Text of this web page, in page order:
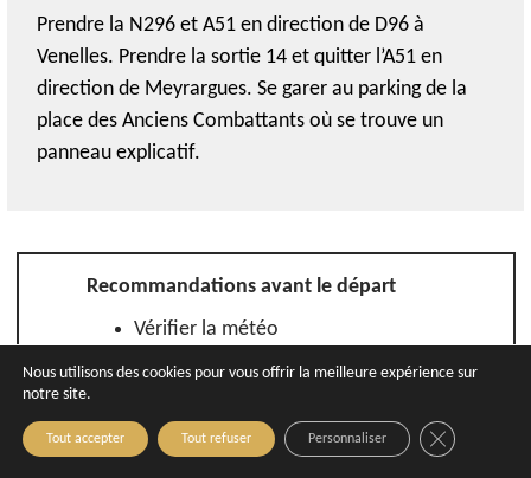
Prendre la N296 et A51 en direction de D96 à
Venelles. Prendre la sortie 14 et quitter l’A51 en
direction de Meyrargues. Se garer au parkingde la
place des Anciens Combattants où se trouve un
panneau explicatif.
Recommandations avant le départ
Vérifier la météo
S’habiller en fonction des conditions
chaussures adaptées
Penser hydratation et alimentation
Nous utilisons des cookies pour vous offrir la meilleure expérience sur
notre site.
Tout accepter Tout refuser Personnaliser Close GDPR